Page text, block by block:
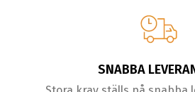
SNABBA